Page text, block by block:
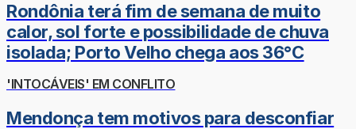
Rondônia terá fim de semana de muito
calor, sol forte e possibilidade de chuva
isolada; Porto Velho chega aos 36°C
'INTOCÁVEIS' EM CONFLITO
Mendonça tem motivos para desconfiar